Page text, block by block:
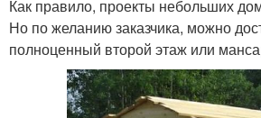
Как правило, проекты небольших
Но по желанию заказчика, можно
полноценный второй этаж или